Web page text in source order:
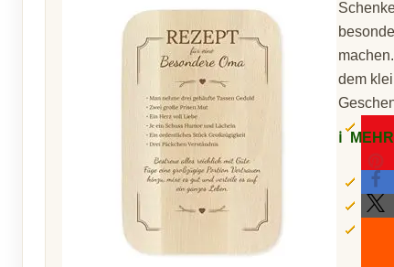
dem
ℹ️